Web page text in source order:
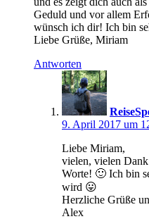
Geduld und vor allem
wünsch ich dir! Ich bin
Liebe Grüße, Miriam
Antworten
9. April 2017 um
Liebe Miriam,
vielen, vielen
Worte! 🙂 Ich bin
wird 😛
Herzliche Grüße
Alex